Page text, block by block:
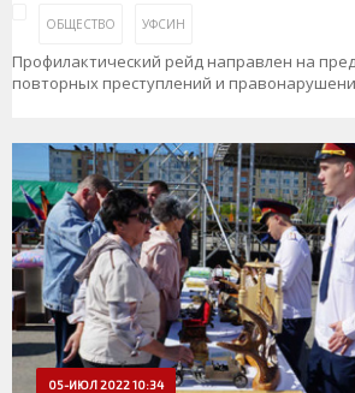
ОБЩЕСТВО УФСИН
Профилактический рейд направлен на
повторных преступлений и
05-ИЮЛ 2022 10:34